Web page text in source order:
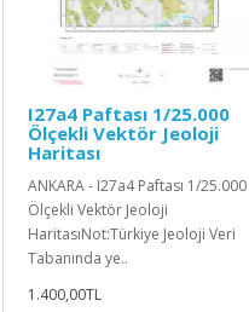
I27a4 Paftası 1/25.000
Ölçekli Vektör Jeoloji
Haritası
ANKARA - I27a4 Paftası 1/25.000
Ölçekli Vektör Jeoloji
HaritasıNot:Türkiye Jeoloji Veri
Tabanında ye..
1.400,00TL